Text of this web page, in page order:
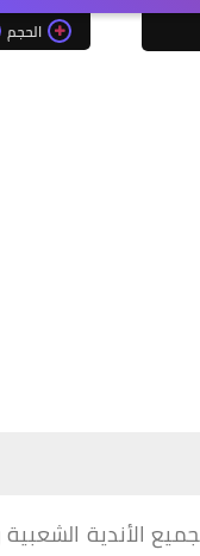
الحجم
الأندية